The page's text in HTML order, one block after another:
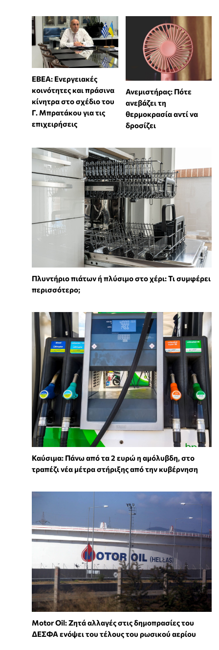
ΕΒΕΑ: Ενεργειακές
κοινότητες και πράσινα
κίνητρα στο σχέδιο του
Γ. Μπρατάκου για τις
επιχειρήσεις
Ανεμιστήρας: Πότε
ανεβάζει τη
θερμοκρασία αντί να
δροσίζει
Πλυντήριο πιάτων ή πλύσιμο στο χέρι: Τι συμφέρει
περισσότερο;
Καύσιμα: Πάνω από τα 2 ευρώ η αμόλυβδη, στο
τραπέζι νέα μέτρα στήριξης από την κυβέρνηση
Motor Oil: Ζητά αλλαγές στις δημοπρασίες του
ΔΕΣΦΑ ενόψει του τέλους του ρωσικού αερίου